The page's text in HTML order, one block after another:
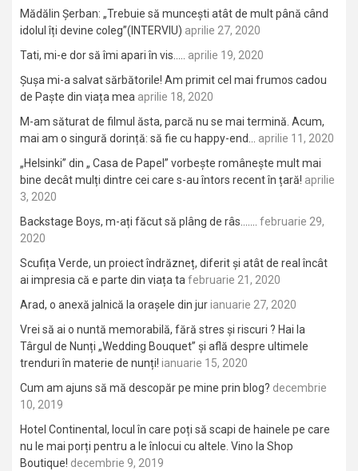
Mădălin Șerban: „Trebuie să muncești atât de mult până când
idolul îți devine coleg”(INTERVIU) aprilie 27, 2020
Tati, mi-e dor să îmi apari în vis….. aprilie 19, 2020
Șușa mi-a salvat sărbătorile! Am primit cel mai frumos cadou
de Paște din viața mea aprilie 18, 2020
M-am săturat de filmul ăsta, parcă nu se mai termină. Acum,
mai am o singură dorință: să fie cu happy-end… aprilie 11, 2020
„Helsinki” din „ Casa de Papel” vorbește românește mult mai
bine decât mulți dintre cei care s-au întors recent în țară! aprilie
3, 2020
Backstage Boys, m-ați făcut să plâng de râs……. februarie 29,
2020
Scufița Verde, un proiect îndrăzneț, diferit și atât de real încât
ai impresia că e parte din viața tafebruarie 21, 2020
Arad, o anexă jalnică la orașele din jurianuarie 27, 2020
Vrei să ai o nuntă memorabilă, fără stres și riscuri ? Hai la
Târgul de Nunți „Wedding Bouquet” și află despre ultimele
trenduri în materie de nunți! ianuarie 15, 2020
Cum am ajuns să mă descopăr pe mine prin blog? decembrie
10, 2019
Hotel Continental, locul în care poți să scapi de hainele pe care
nu le mai porți pentru a le înlocui cu altele. Vino la Shop
Boutique! decembrie 9, 2019